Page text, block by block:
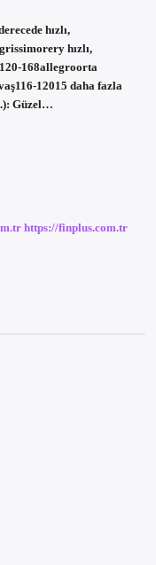
hızlı,
hızlı,
168allegroorta
12015 daha fazla
Güzel…
https://finplus.com.tr